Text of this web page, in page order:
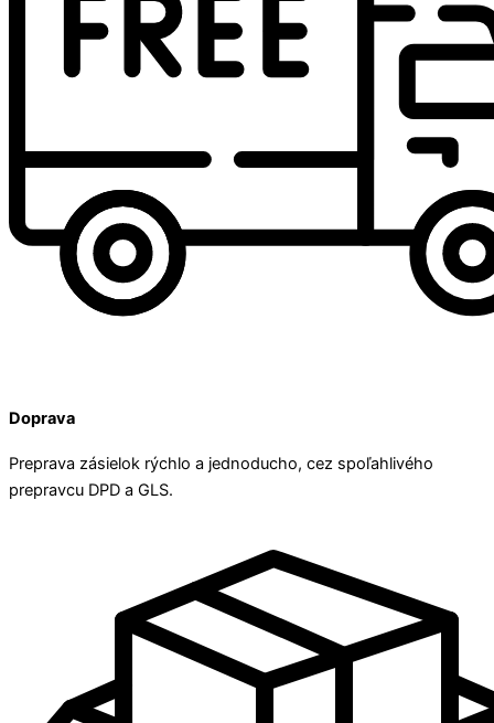
Doprava
Preprava zásielok rýchlo a jednoducho, cez spoľahlivého
prepravcu DPD a GLS.